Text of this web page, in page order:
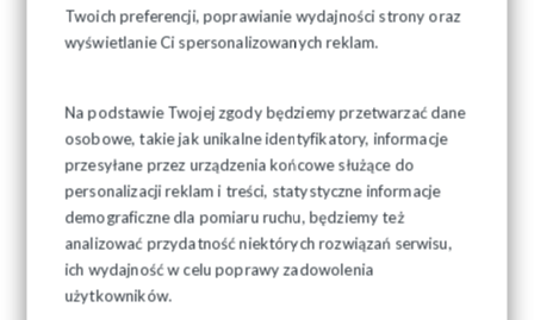
Twoich preferencji, poprawianie wydajności strony oraz
wyświetlanie Ci spersonalizowanych reklam.
Na podstawie Twojej zgody będziemy przetwarzać dane
osobowe, takie jak unikalne identyfikatory, informacje
przesyłane przez urządzenia końcowe służące do
personalizacji reklam i treści, statystyczne informacje
demograficzne dla pomiaru ruchu, będziemy też
analizować przydatność niektórych rozwiązań serwisu,
ich wydajność w celu poprawy zadowolenia
użytkowników.